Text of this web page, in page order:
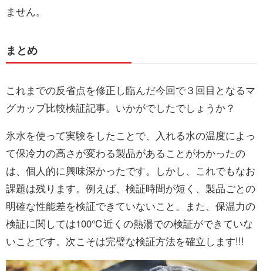
ません。
まとめ
これまでの反省点を修正し臨んだ今回で３回目となるマ
グカップ比較検証記事。いかがでしたでしょうか？
氷水を使って実験をしたことで、入れる水の温度によっ
て保冷力の高さが変わる製品があることがわかったの
は、個人的に興味深かったです。しかし、これでもなお
課題は残ります。例えば、検証時間が短く、製品ごとの
明確な性能差を検証できていないこと。また、保温力の
検証に関しては100℃近くの熱湯での検証ができていな
いことです。次こそは完璧な検証方法を確立します!!!